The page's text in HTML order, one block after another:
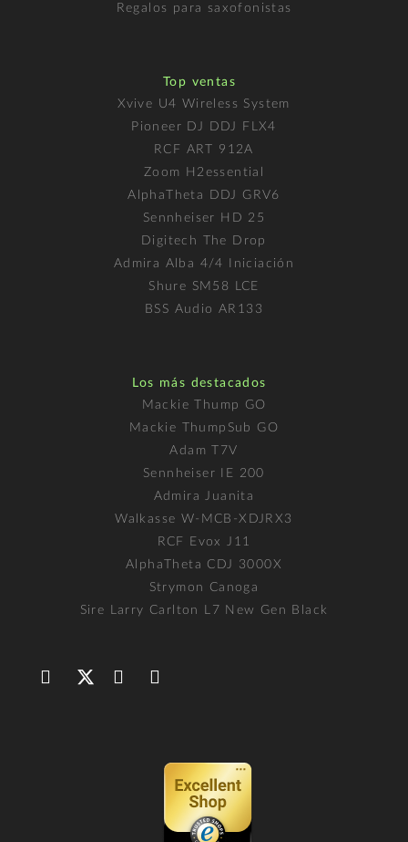
Regalos para saxofonistas
Top ventas
Xvive U4 Wireless System
Pioneer DJ DDJ FLX4
RCF ART 912A
Zoom H2essential
AlphaTheta DDJ GRV6
Sennheiser HD 25
Digitech The Drop
Admira Alba 4/4 Iniciación
Shure SM58 LCE
BSS Audio AR133
Los más destacados
Mackie Thump GO
Mackie ThumpSub GO
Adam T7V
Sennheiser IE 200
Admira Juanita
Walkasse W-MCB-XDJRX3
RCF Evox J11
AlphaTheta CDJ 3000X
Strymon Canoga
Sire Larry Carlton L7 New Gen Black